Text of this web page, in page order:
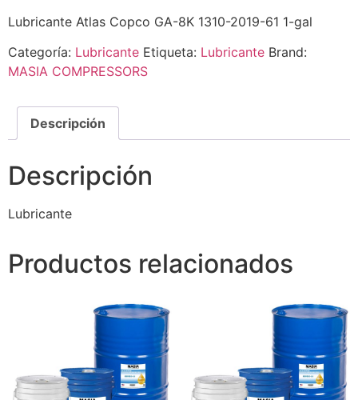
Lubricante Atlas Copco GA-8K 1310-2019-61 1-gal
Categoría: Lubricante Etiqueta: Lubricante Brand:
MASIA COMPRESSORS
Descripción
Descripción
Lubricante
Productos relacionados